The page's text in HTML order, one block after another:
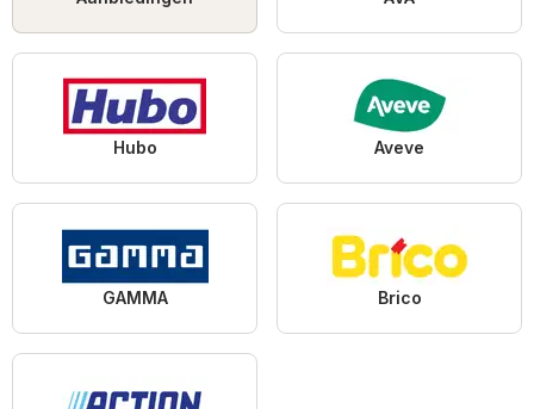
Hubo Aveve
GAMMA Brico